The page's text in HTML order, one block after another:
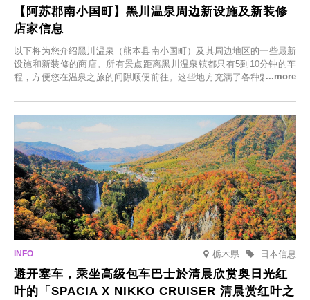
【阿苏郡南小国町】黑川温泉周边新设施及新装修
店家信息
以下将为您介绍黑川温泉（熊本县南小国町）及其周边地区的一些最新
设施和新装修的商店。所有景点距离黑川温泉镇都只有5到10分钟的车
程，方便您在温泉之旅的间隙顺便前往。这些地方充满了各种魅力，包
食材的餐厅。让您体验黑川温泉的全新乐趣。
栃木県 日本信息
避开塞车，乘坐高级包车巴士於清晨欣赏奥日光红
叶的「SPACIA X NIKKO CRUISER 清晨赏红叶之